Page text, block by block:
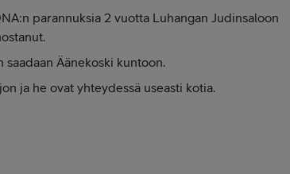
parannuksia 2 vuotta Luhangan Judinsaloon
saadaan Äänekoski kuntoon.
ja he ovat yhteydessä useasti kotia.